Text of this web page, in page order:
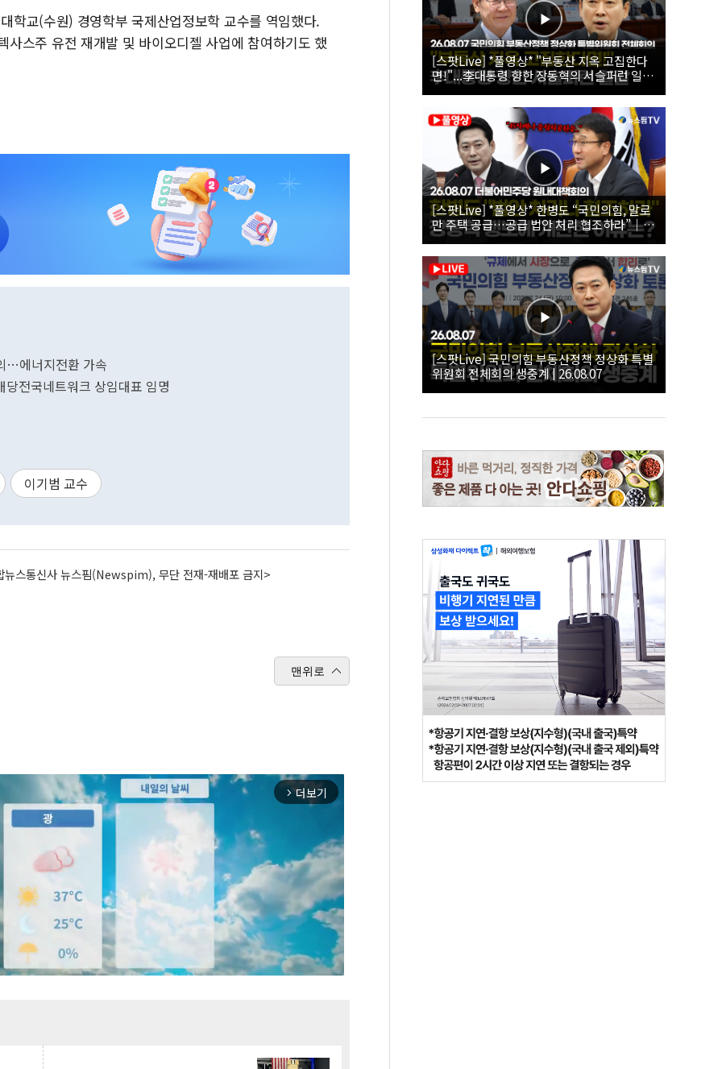
학교(수원) 경영학부 국제산업정보학 교수를 역임했다.
스주 유전 재개발 및 바이오디젤 사업에 참여하기도 했
…에너지전환 가속
전국네트워크 상임대표 임명
이기범 교수
뉴스통신사 뉴스핌(Newspim), 무단 전재-재배포 금지>
맨위로
arrow_forward_ios 더보기
[스팟Live] *풀영상* "부동산 지옥 고집한다
면!"...李대통령 향한 장동혁의 서슬퍼런 일갈
| 26.08.07 국민의힘 부동산정책 정상화 특별
위원회 전체회의
[스팟Live] *풀영상* 한병도 “국민의힘, 말로
만 주택 공급…공급 법안 처리 협조하라”｜
26.08.07 더불어민주당 원내대책회의
[스팟Live] 국민의힘 부동산정책 정상화 특별
위원회 전체회의 생중계 | 26.08.07